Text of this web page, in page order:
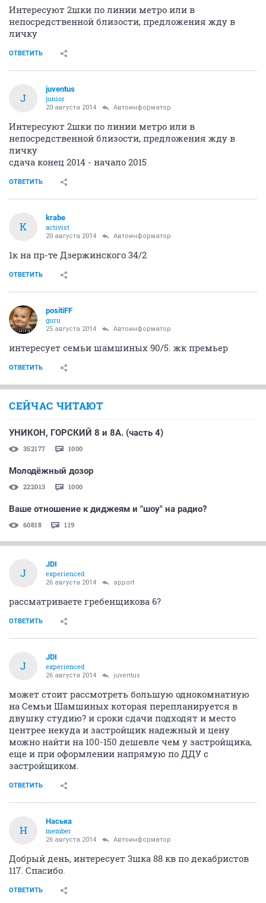
Интересуют 2шки по линии метро или в
непосредственной близости, предложения жду в
личку
ОТВЕТИТЬ
J
juventus
junior
20 августа 2014 Автоинформатор
Интересуют 2шки по линии метро или в
непосредственной близости, предложения жду в
личку
сдача конец 2014 - начало 2015
ОТВЕТИТЬ
K
krabe
activist
20 августа 2014 Автоинформатор
1к на пр-те Дзержинского 34/2
ОТВЕТИТЬ
positiFF
guru
25 августа 2014 Автоинформатор
интересует семьи шамшиных 90/5. жк премьер
ОТВЕТИТЬ
СЕЙЧАС ЧИТАЮТ
УНИКОН, ГОРСКИЙ 8 и 8А. (часть 4)
352177 1000
Молодёжный дозор
222013 1000
Ваше отношение к диджеям и "шоу" на радио?
60818 119
J
JDI
experienced
26 августа 2014 apport
рассматриваете гребенщикова 6?
ОТВЕТИТЬ
J
JDI
experienced
26 августа 2014 juventus
может стоит рассмотреть большую однокомнатную
на Семьи Шамшиных которая перепланируется в
двушку студию? и сроки сдачи подходят и место
центрее некуда и застройщик надежный и цену
можно найти на 100-150 дешевле чем у застройщика,
еще и при оформлении напрямую по ДДУ с
застройщиком.
ОТВЕТИТЬ
Н
Наська
member
26 августа 2014 Автоинформатор
Добрый день, интересует 3шка 88 кв по декабристов
117. Спасибо.
ОТВЕТИТЬ